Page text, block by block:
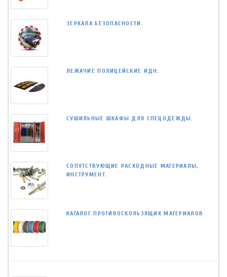
ЗЕРКАЛА БЕЗОПАСНОСТИ.
ЛЕЖАЧИЕ ПОЛИЦЕЙСКИЕ ИДН.
СУШИЛЬНЫЕ ШКАФЫ ДЛЯ СПЕЦОДЕЖДЫ.
СОПУТСТВУЮЩИЕ РАСХОДНЫЕ МАТЕРИАЛЫ,
ИНСТРУМЕНТ.
КАТАЛОГ ПРОТИВОСКОЛЬЗЯЩИХ МАТЕРИАЛОВ